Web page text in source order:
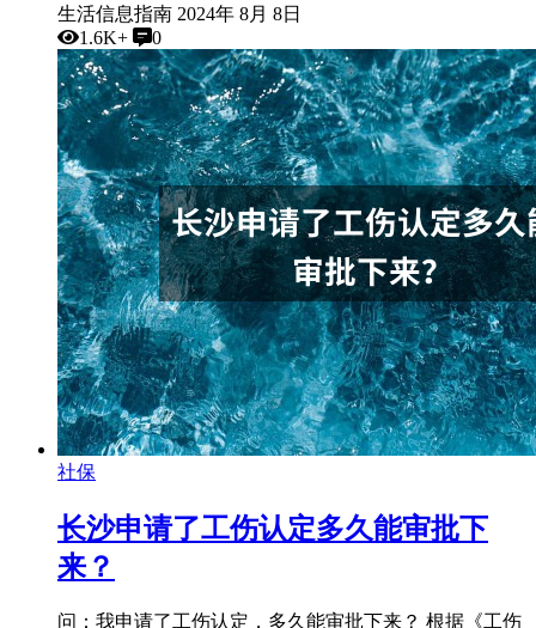
生活信息指南 2024年 8月 8日
1.6K+
0
社保
长沙申请了工伤认定多久能审批下
来？
问：我申请了工伤认定，多久能审批下来？ 根据《工伤